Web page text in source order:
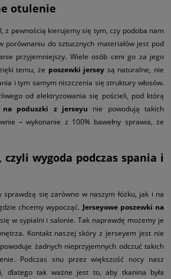
otulenie
z pewnością kierujemy się tym, czy podoba nam
porównaniu do sztucznych materiałów jest pod
przyjemniejszy. Wiele osób ceni go za jego
temu, że poszewki jersey są naturalne, nie
i tym samym niszczenia się struktury włosów.
od elektryzowania się pościeli, pod którą
na poduszki z jerseyu nie powodują takich
– wykonanie z 100% bawełny sprawia, że
czyli wygoda podczas spania i
sprawdzą się zarówno w naszym łóżku, jak i na
chcemy wypocząć. Jerseyowe poszewki na
w sypialni i salonie. Tak naprawdę możemy je
Kontakt naszej skóry z jerseyem jest nie
żadnych nieprzyjemnych odczuć takich
Podczas snu przez większość nocy nasz
dlatego tak ważne jest to, aby tkanina była